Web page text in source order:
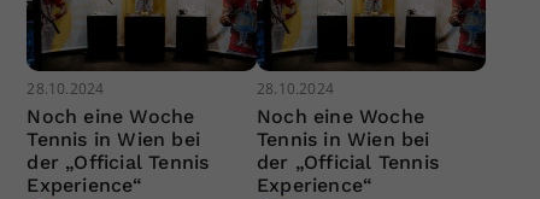
28.10.2024
Noch eine Woche
Tennis in Wien bei
der „Official Tennis
Experience“
28.10.2024
Noch eine Woche
Tennis in Wien bei
der „Official Tennis
Experience“